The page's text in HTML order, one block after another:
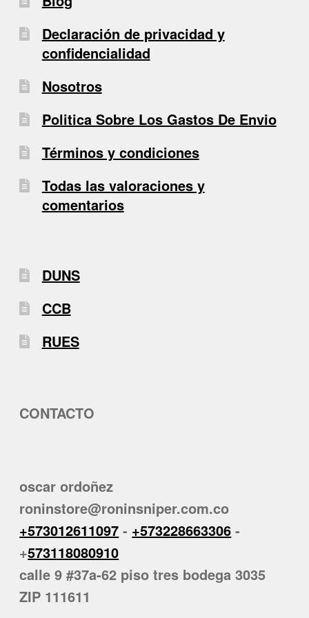
Declaración de privacidad y
confidencialidad
Nosotros
Politica Sobre Los Gastos De Envio
Términos y condiciones
Todas las valoraciones y
comentarios
DUNS
CCB
RUES
CONTACTO
oscar ordoñez
roninstore@roninsniper.com.co
+573012611097 - +573228663306 -
+573118080910
calle 9 #37a-62 piso tres bodega 3035
ZIP 111611